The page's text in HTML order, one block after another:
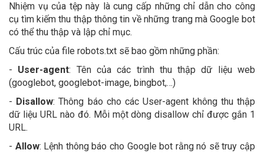
Nhiệm vụ của tệp này là cung cấp những chỉ dẫn cho công
cụ tìm kiếm thu thập thông tin về những trang mà Google bot
có thể thu thập và lập chỉ mục.
Cấu trúc của file robots.txt sẽ bao gồm những phần:
- User-agent: Tên của các trình thu thập dữ liệu web
(googlebot, googlebot-image, bingbot,…)
- Disallow: Thông báo cho các User-agent không thu thập
dữ liệu URL nào đó. Mỗi một dòng disallow chỉ được gắn 1
URL.
- Allow: Lệnh thông báo cho Google bot rằng nó sẽ truy cập